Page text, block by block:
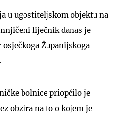
u ugostiteljskom objektu na
liječnik danas je
Županijskoga
bolnice priopćilo je
obzira na to o kojem je